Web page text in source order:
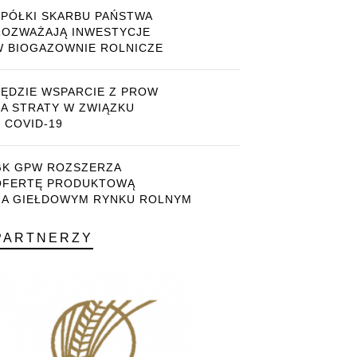
SKARBU PAŃSTWA
INWESTYCJE
BIOGAZOWNIE ROLNICZE
WSPARCIE Z PROW
STRATY W ZWIĄZKU
COVID-19
GPW ROZSZERZA
PRODUKTOWĄ
GIEŁDOWYM RYNKU ROLNYM